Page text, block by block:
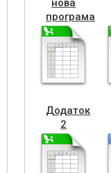
нова
програма
цнап
21-23
рр.
сесія
Додаток
2
Фінансовий
план
на